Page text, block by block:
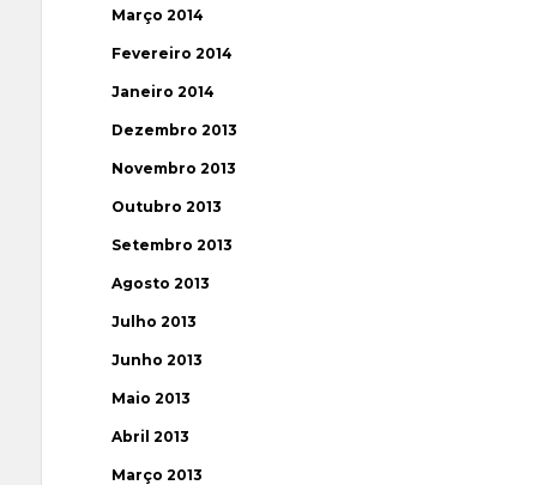
Março 2014
Fevereiro 2014
Janeiro 2014
Dezembro 2013
Novembro 2013
Outubro 2013
Setembro 2013
Agosto 2013
Julho 2013
Junho 2013
Maio 2013
Abril 2013
Março 2013